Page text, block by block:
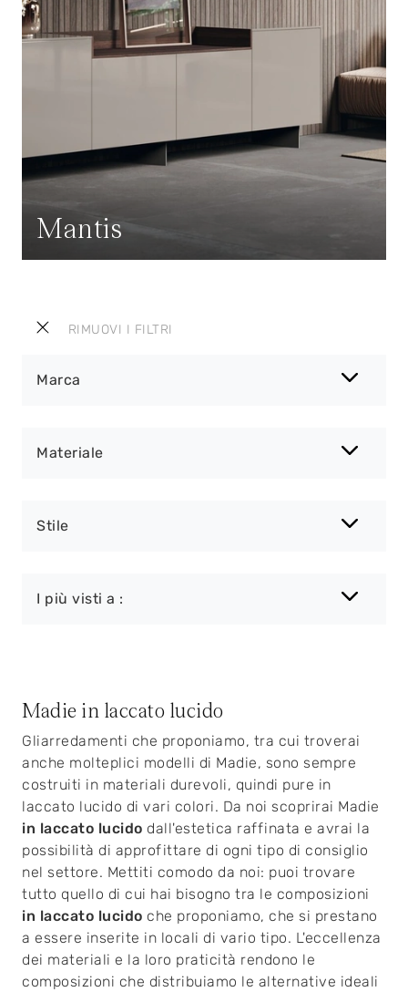
RIMUOVI I FILTRI
Marca
Materiale
Stile
I più visti a :
Mantis
Madie in laccato lucido
Gliarredamenti che proponiamo, tra cui troverai
anche molteplici modelli di Madie, sono sempre
costruiti in materiali durevoli, quindi pure in
laccato lucido di vari colori. Da noi scoprirai Madie
in laccato lucido dall'estetica raffinata e avrai la
possibilità di approfittare di ogni tipo di consiglio
nel settore. Mettiti comodo da noi: puoi trovare
tutto quello di cui hai bisogno tra le composizioni
in laccato lucido che proponiamo, che si prestano
a essere inserite in locali di vario tipo. L'eccellenza
dei materiali e la loro praticità rendono le
composizioni che distribuiamo le alternative ideali